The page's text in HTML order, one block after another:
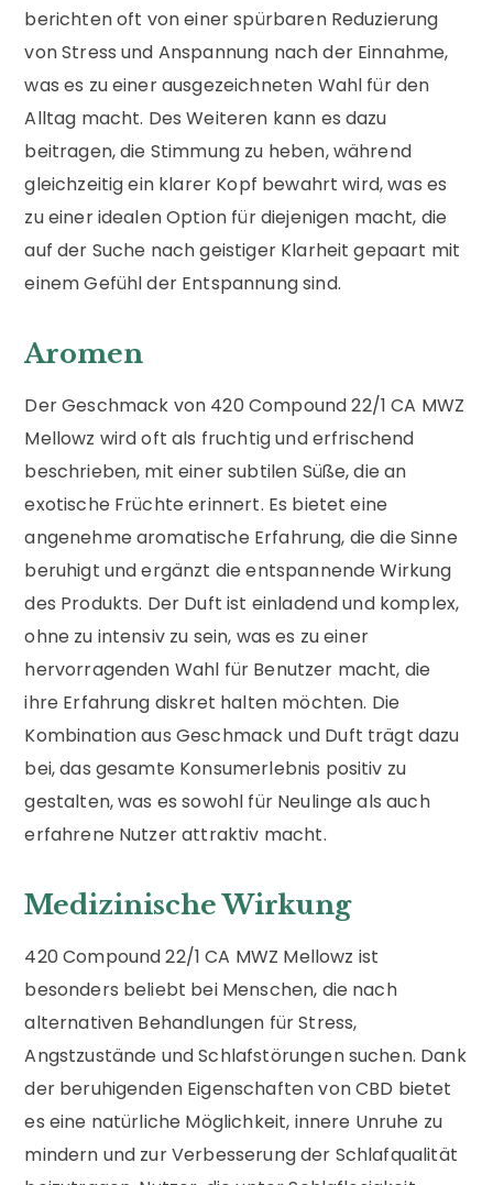
berichten oft von einer spürbaren Reduzierung
von Stress und Anspannung nach der Einnahme,
was es zu einer ausgezeichneten Wahl für den
Alltag macht. Des Weiteren kann es dazu
beitragen, die Stimmung zu heben, während
gleichzeitig ein klarer Kopf bewahrt wird, was es
zu einer idealen Option für diejenigen macht, die
auf der Suche nach geistiger Klarheit gepaart mit
einem Gefühl der Entspannung sind.
Aromen
Der Geschmack von 420 Compound 22/1 CA MWZ
Mellowz wird oft als fruchtig und erfrischend
beschrieben, mit einer subtilen Süße, die an
exotische Früchte erinnert. Es bietet eine
angenehme aromatische Erfahrung, die die Sinne
beruhigt und ergänzt die entspannende Wirkung
des Produkts. Der Duft ist einladend und komplex,
ohne zu intensiv zu sein, was es zu einer
hervorragenden Wahl für Benutzer macht, die
ihre Erfahrung diskret halten möchten. Die
Kombination aus Geschmack und Duft trägt dazu
bei, das gesamte Konsumerlebnis positiv zu
gestalten, was es sowohl für Neulinge als auch
erfahrene Nutzer attraktiv macht.
Medizinische Wirkung
420 Compound 22/1 CA MWZ Mellowz ist
besonders beliebt bei Menschen, die nach
alternativen Behandlungen für Stress,
Angstzustände und Schlafstörungen suchen. Dank
der beruhigenden Eigenschaften von CBD bietet
es eine natürliche Möglichkeit, innere Unruhe zu
mindern und zur Verbesserung der Schlafqualität